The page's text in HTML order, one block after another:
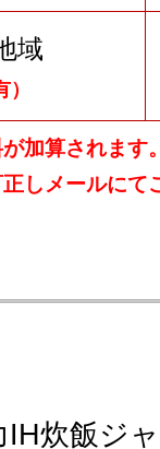
域
加算されます
しメールにて
炊飯ジ